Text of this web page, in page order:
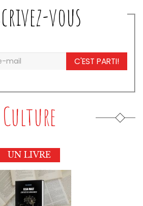
vous
C'EST PARTI!
Culture
UN LIVRE